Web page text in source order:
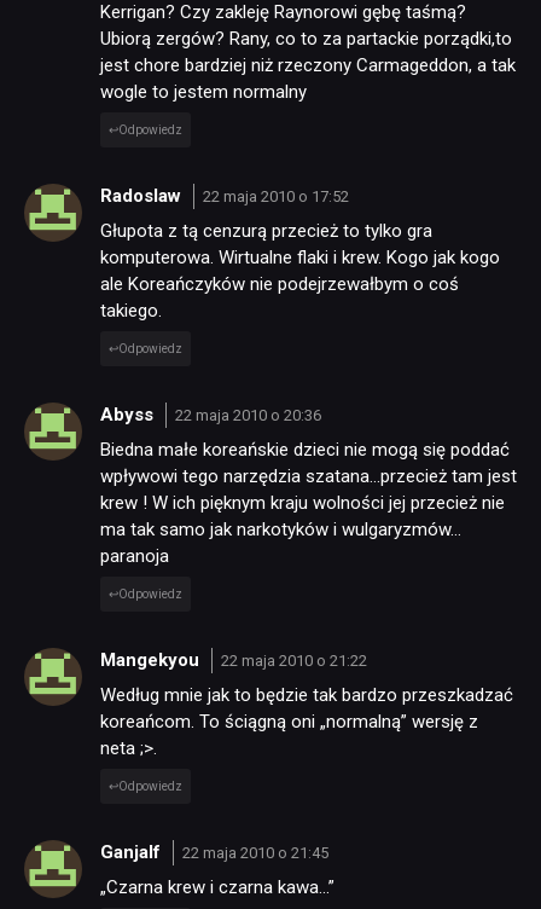
Kerrigan? Czy zakleję Raynorowi gębę taśmą?
Ubiorą zergów? Rany, co to za partackie porządki,to
jest chore bardziej niż rzeczony Carmageddon, a tak
wogle to jestem normalny
Odpowiedz
Radoslaw 22 maja 2010 o 17:52
Głupota z tą cenzurą przecież to tylko gra
komputerowa. Wirtualne flaki i krew. Kogo jak kogo
ale Koreańczyków nie podejrzewałbym o coś
takiego.
Odpowiedz
Abyss 22 maja 2010 o 20:36
Biedna małe koreańskie dzieci nie mogą się poddać
wpływowi tego narzędzia szatana…przecież tam jest
krew ! W ich pięknym kraju wolności jej przecież nie
ma tak samo jak narkotyków i wulgaryzmów…
paranoja
Odpowiedz
Mangekyou 22 maja 2010 o 21:22
Według mnie jak to będzie tak bardzo przeszkadzać
koreańcom. To ściągną oni „normalną” wersję z
neta ;>.
Odpowiedz
Ganjalf 22 maja 2010 o 21:45
„Czarna krew i czarna kawa…”